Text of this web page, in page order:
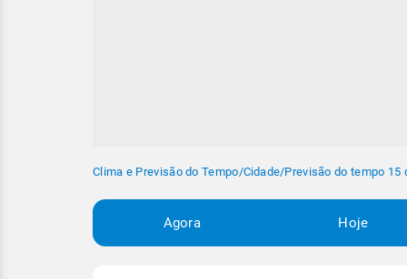
Clima e Previsão do Tempo/Cidade/Previsão do tempo 15
Agora Hoje